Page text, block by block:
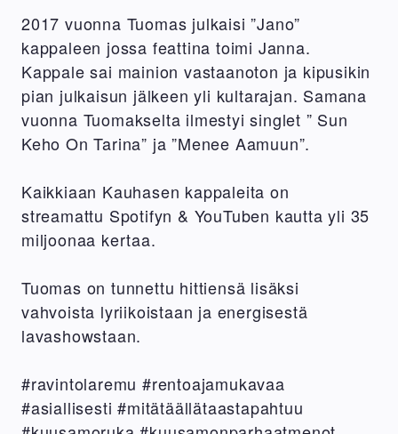
2017 vuonna Tuomas julkaisi ”Jano”
kappaleen jossa feattina toimi Janna.
Kappale sai mainion vastaanoton ja kipusikin
pian julkaisun jälkeen yli kultarajan. Samana
vuonna Tuomakselta ilmestyi singlet ” Sun
Keho On Tarina” ja ”Menee Aamuun”.
Kaikkiaan Kauhasen kappaleita on
streamattu Spotifyn & YouTuben kautta yli 35
miljoonaa kertaa.
Tuomas on tunnettu hittiensä lisäksi
vahvoista lyriikoistaan ja energisestä
lavashowstaan.
#ravintolaremu #rentoajamukavaa
#asiallisesti #mitätäällätaastapahtuu